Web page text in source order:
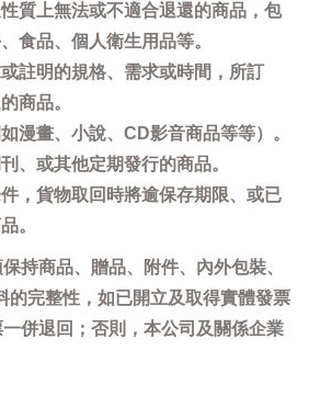
質上無法或不適合退還的商品，包
食品、個人衛生用品等。
註明的規格、需求或時間，所訂
商品。
漫畫、小說、CD影音商品等等）。
、或其他定期發行的商品。
，貨物取回時將逾保存期限、或已
。
持商品、贈品、附件、內外包裝、
的完整性，如已開立及取得實體發票
併退回；否則，本公司及關係企業